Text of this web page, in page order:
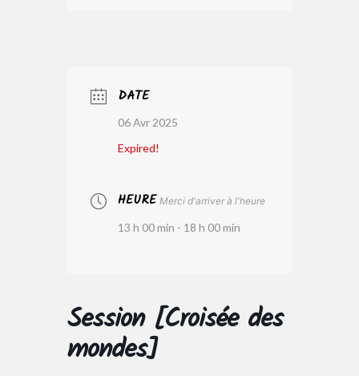
DATE
06 Avr 2025
Expired!
HEURE Merci d'arriver à l'heure
13 h 00 min - 18 h 00 min
Session [Croisée des
mondes]